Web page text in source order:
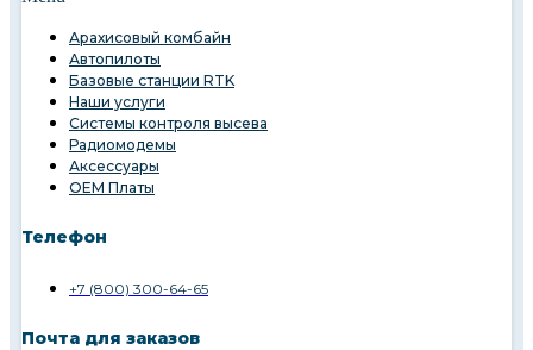
Арахисовый комбайн
Автопилоты
Базовые станции RTK
Наши услуги
Системы контроля высева
Радиомодемы
Аксессуары
OEM Платы
Телефон
+7 (800) 300-64-65
Почта для заказов